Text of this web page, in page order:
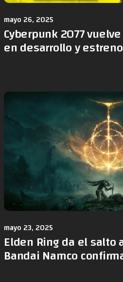
mayo 26, 2025
Cyberpunk 2077
en desarrollo y
mayo 23, 2025
Elden Ring da el salto
Bandai Namco